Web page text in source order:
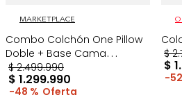
MARKETPLACE
Combo Colchón One Pillow
Doble + Base Cama
Gris/Blanco
$ 2.499.990
$ 1.299.990
48 %
$ 2.
$ 1.